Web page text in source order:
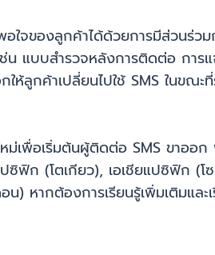
ใจของลูกค้าได้ด้วยการมีส่วนร่ว
แบบสำรวจหลังการติดต่อ การ
ลูกค้าเปลี่ยนไปใช้ SMS ในขณะ
เพื่อเริ่มต้นผู้ติดต่อ SMS ขาออก
ซิฟิก (โตเกียว), เอเชียแปซิฟิก (โ
หากต้องการเรียนรู้เพิ่มเติมและ